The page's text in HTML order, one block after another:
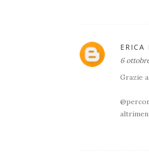
ERICA
6
Grazie